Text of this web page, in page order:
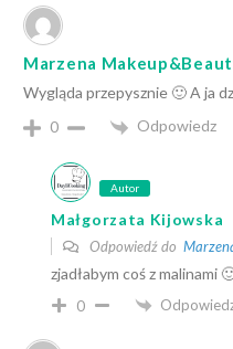
Marzena
Wygląda przepysznie 🙂 A ja
0
Odpowiedz
Autor
Małgorzata Kijowska
Odpowiedź do
zjadłabym coś z malinami
0